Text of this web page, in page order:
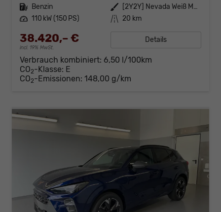
Kraftstoff Benzin Außenfarbe
[2Y2Y] Nevada Weiß Metallic
Leistung 110 kW (150 PS) Kilometerstand 20 km
38.420,– €
incl. 19% MwSt.
Details
Verbrauch kombiniert: 6,50 l/100km
CO2-Klasse: E
CO2-Emissionen: 148,00 g/km